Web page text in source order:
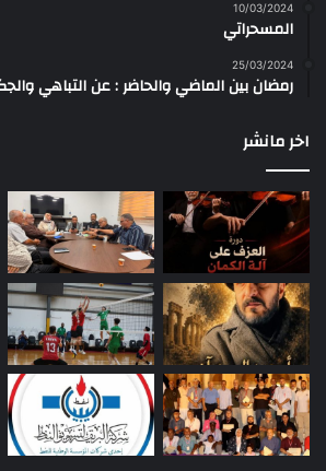
10/03/2024
المسحراتي
25/03/2024
رمضان بين الماضي والحاضر : عن التباهي
اخر مانشر